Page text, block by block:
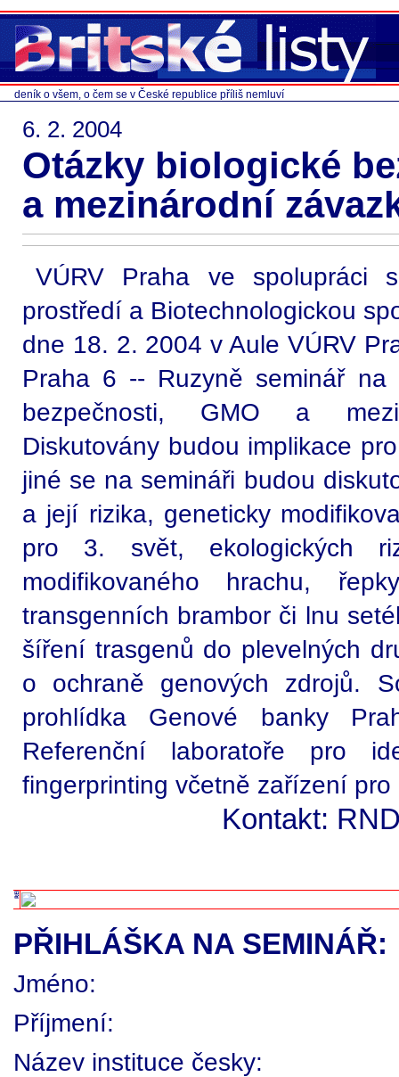
deník o všem, o čem se v České republice příliš nemluví
6. 2. 2004
Otázky biologické
a mezinárodní
VÚRV Praha ve spolupráci
prostředí a Biotechnologickou
dne 18. 2. 2004 v Aule VÚRV
Praha 6 -- Ruzyně seminář na
bezpečnosti, GMO a
Diskutovány budou implikace
jiné se na semináři budou
a její rizika, geneticky
pro 3. svět, ekologických
modifikovaného hrachu,
transgenních brambor či lnu
šíření trasgenů do plevelných
o ochraně genových zdrojů.
prohlídka Genové banky
Referenční laboratoře pro
fingerprinting včetně zařízení pro
Kontakt:
PŘIHLÁŠKA NA SEMINÁŘ:
Jméno:
Příjmení:
Název instituce česky: